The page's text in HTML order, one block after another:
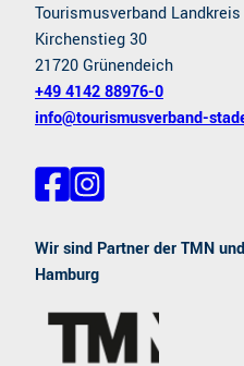
Tourismusverband
Kirchenstieg 30
21720 Grünendeich
+49 4142 88976-0
info@tourismusverband-
F
a
e
b
o
I
n
t
a
g
a
m
Wir sind Partner der TMN
Hamburg